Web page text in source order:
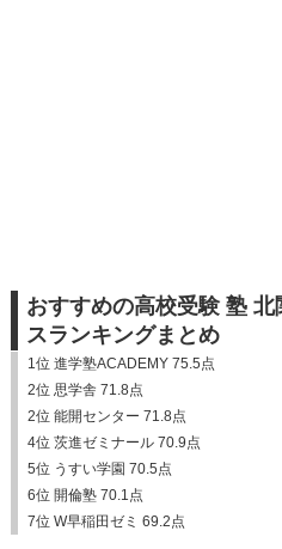
おすすめの高校受験 塾
スランキングまとめ
1位 進学塾ACADEMY 75.5点
2位 思学舎 71.8点
2位 能開センター 71.8点
4位 茨進ゼミナール 70.9点
5位 うすい学園 70.5点
6位 開倫塾 70.1点
7位 W早稲田ゼミ 69.2点